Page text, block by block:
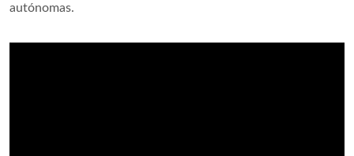
autónomas.